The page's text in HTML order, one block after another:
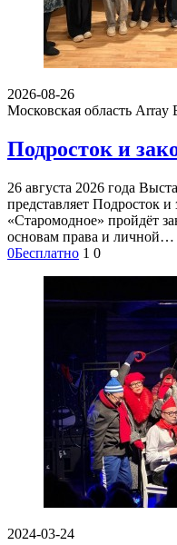
2026-08-26
Московская область Array
Подросток и
26 августа 2026 года
представляет Подросток
«Старомодное» пройдёт
основам права и личной…
0Бесплатно 1 0
2024-03-24